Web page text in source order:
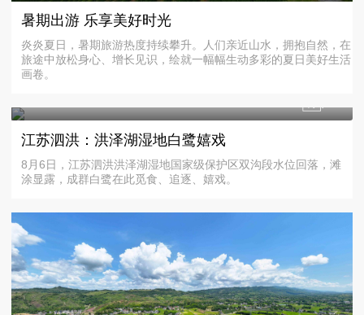
暑期出游 乐享美好时光
炎炎夏日，暑期旅游热度持续攀升。人们亲近山水，拥抱自然，在
旅途中放松身心、增长见识，绘就一幅幅生动多彩的夏日美好生活
画卷。
江苏泗洪：洪泽湖湿地白鹭嬉戏
8月6日，江苏泗洪洪泽湖湿地国家级保护区双沟段水位回落，滩
涂显露，成群白鹭在此觅食、追逐、嬉戏。